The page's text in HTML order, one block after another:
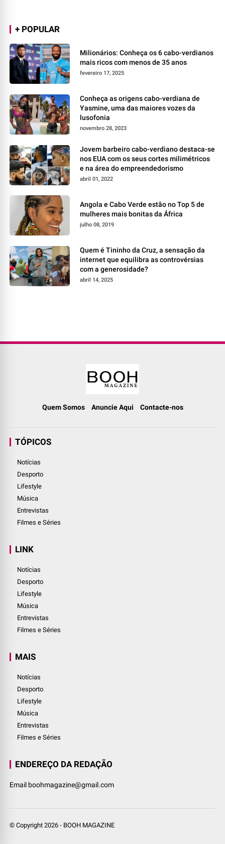
+ POPULAR
Milionários: Conheça os 6 cabo-verdianos
mais ricos com menos de 35 anos
fevereiro 17, 2025
Conheça as origens cabo-verdiana de
Yasmine, uma das maiores vozes da
lusofonia
novembro 28, 2023
Jovem barbeiro cabo-verdiano destaca-se
nos EUA com os seus cortes milimétricos
e na área do empreendedorismo
abril 01, 2022
Angola e Cabo Verde estão no Top 5 de
mulheres mais bonitas da África
julho 08, 2019
Quem é Tininho da Cruz, a sensação da
internet que equilibra as controvérsias
com a generosidade?
abril 14, 2025
Quem Somos Anuncie Aqui Contacte-nos
TÓPICOS
Notícias
Desporto
Lifestyle
Música
Entrevistas
Filmes e Séries
LINK
Notícias
Desporto
Lifestyle
Música
Entrevistas
Filmes e Séries
MAIS
Notícias
Desporto
Lifestyle
Música
Entrevistas
Filmes e Séries
ENDEREÇO DA REDAÇÃO
Email boohmagazine@gmail.com
© Copyright2026 - BOOH MAGAZINE